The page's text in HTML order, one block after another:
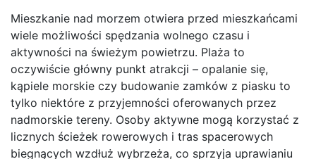
Mieszkanie nad morzem otwiera przed mieszkańcami
wiele możliwości spędzania wolnego czasu i
aktywności na świeżym powietrzu. Plaża to
oczywiście główny punkt atrakcji – opalanie się,
kąpiele morskie czy budowanie zamków z piasku to
tylko niektóre z przyjemności oferowanych przez
nadmorskie tereny. Osoby aktywne mogą korzystać z
licznych ścieżek rowerowych i tras spacerowych
biegnących wzdłuż wybrzeża, co sprzyja uprawianiu